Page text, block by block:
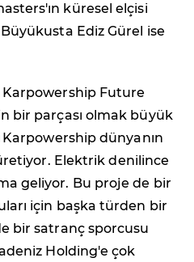
küresel elçisi
Ediz Gürel ise
Future
bir parçası olmak büyük
dünyanın
Elektrik denilince
geliyor. Bu proje de bir
için başka türden bir
bir satranç sporcusu
Holding'e çok